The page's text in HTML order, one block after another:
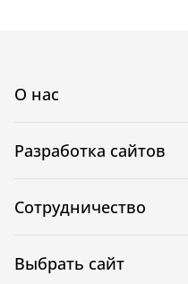
О нас
Разработка сайтов
Сотрудничество
Выбрать сайт